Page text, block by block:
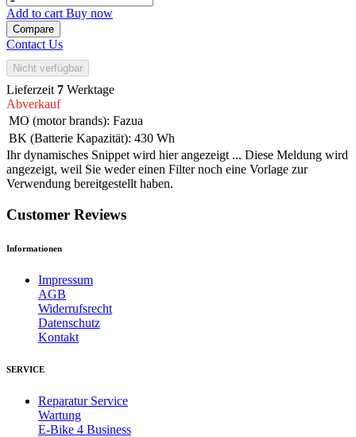
Add to cart Buy now
Compare
Contact Us
Nicht verfügbar
Lieferzeit 7 Werktage
Abverkauf
MO (motor brands): Fazua
BK (Batterie Kapazität): 430 Wh
Ihr dynamisches Snippet wird hier angezeigt ... Diese Meldung wird
angezeigt, weil Sie weder einen Filter noch eine Vorlage zur
Verwendung bereitgestellt haben.
Customer Reviews
Informationen
Impressum
AGB
Widerrufsrecht
Datenschutz
Kontakt
SERVICE
Reparatur Service
Wartung
E-Bike 4 Business